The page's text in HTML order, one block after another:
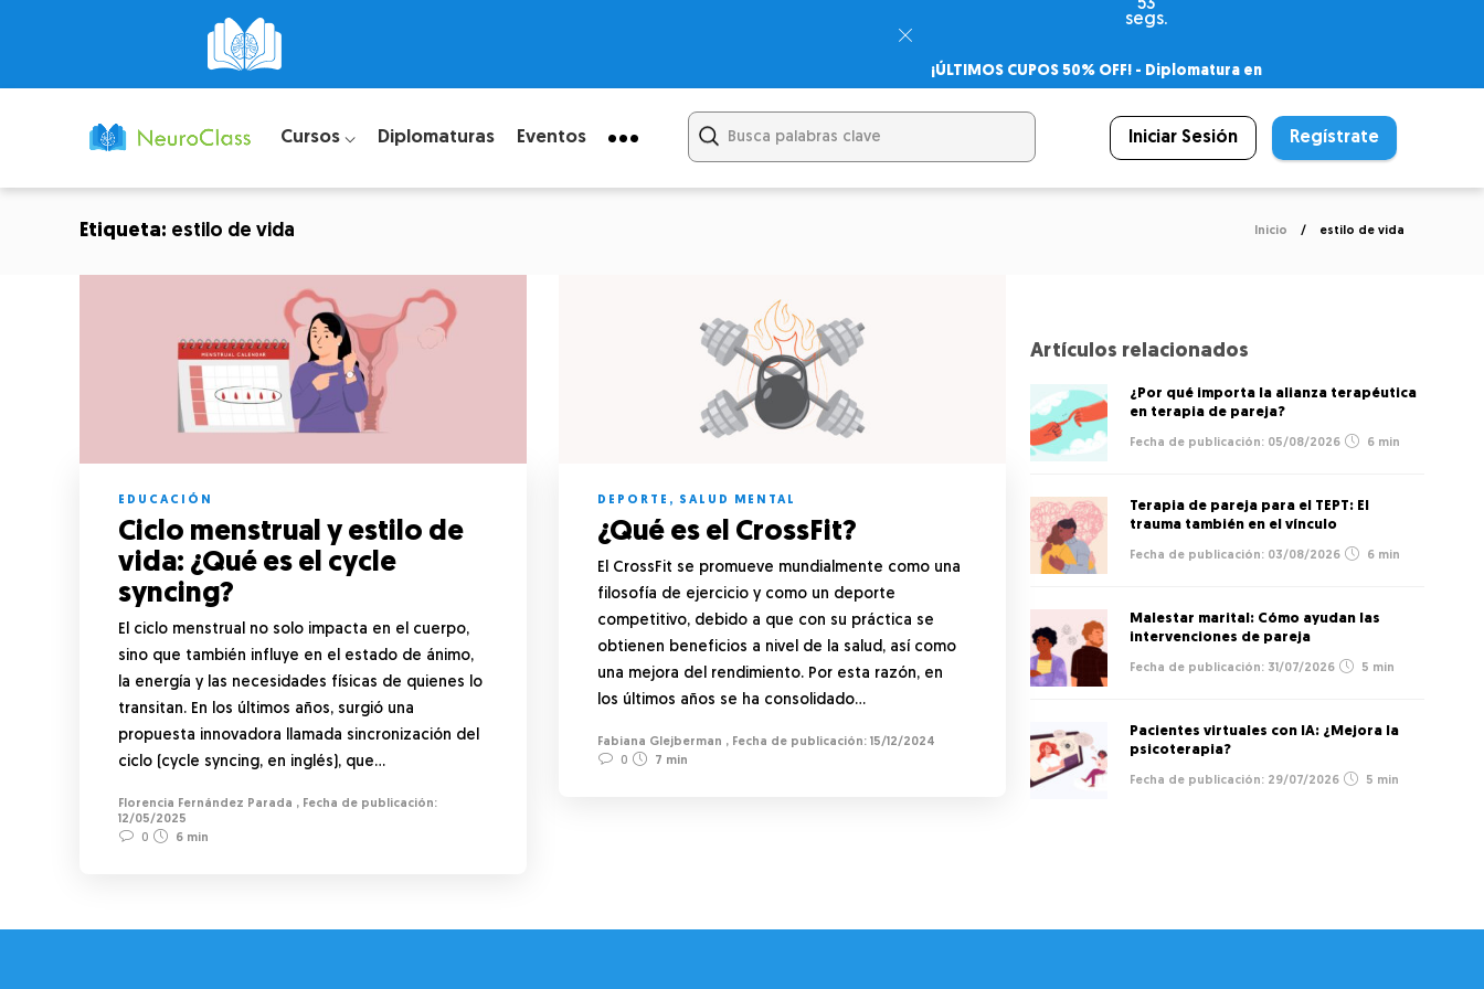
52
segs.
¡ÚLTIMOS CUPOS 50% OFF! - Diplomatura en
– Certificado Universitario
Cursos ⌵ Diplomaturas Eventos Iniciar Sesión Regístrate
Etiqueta: estilo de vida Inicio estilo de vida
EDUCACIÓN
Ciclo menstrual y estilo de
vida: ¿Qué es el cycle
syncing?
El ciclo menstrual no solo impacta en el cuerpo,
sino que también influye en el estado de ánimo,
la energía y las necesidades físicas de quienes lo
transitan. En los últimos años, surgió una
propuesta innovadora llamada sincronización del
ciclo (cycle syncing, en inglés), que…
Florencia Fernández Parada ,
12/05/2025
0
6 min
DEPORTE , SALUD MENTAL
¿Qué es el CrossFit?
El CrossFit se promueve mundialmente como una
filosofía de ejercicio y como un deporte
competitivo, debido a que con su práctica se
obtienen beneficios a nivel de la salud, así como
una mejora del rendimiento. Por esta razón, en
los últimos años se ha consolidado…
Fabiana Glejberman ,
15/12/2024
0
7 min
Artículos relacionados
¿Por qué importa la alianza terapéutica
en terapia de pareja?
05/08/2026 6 min
Terapia de pareja para el TEPT: El
trauma también en el vínculo
03/08/2026 6 min
Malestar marital: Cómo ayudan las
intervenciones de pareja
31/07/2026 5 min
Pacientes virtuales con IA: ¿Mejora la
psicoterapia?
29/07/2026 5 min